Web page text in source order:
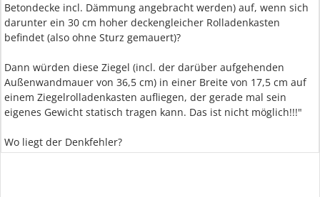
Betondecke incl. Dämmung angebracht werden) auf, wenn sich
darunter ein 30 cm hoher deckengleicher Rolladenkasten
befindet (also ohne Sturz gemauert)?
Dann würden diese Ziegel (incl. der darüber aufgehenden
Außenwandmauer von 36,5 cm) in einer Breite von 17,5 cm auf
einem Ziegelrolladenkasten aufliegen, der gerade mal sein
eigenes Gewicht statisch tragen kann. Das ist nicht möglich!!!"
Wo liegt der Denkfehler?